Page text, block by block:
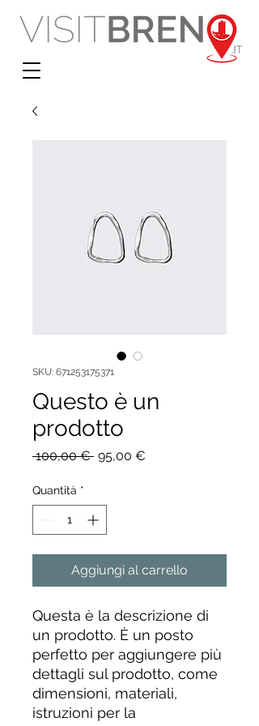
SKU: 671253175371
Questo è un
prodotto
100,00 € Prezzo
95,00 €
Quantità *
Aggiungi al carrello
Questa è la descrizione di
un prodotto. È un posto
perfetto per aggiungere più
dettagli sul prodotto, come
dimensioni, materiali,
istruzioni per la